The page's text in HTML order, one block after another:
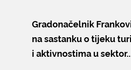
Gradonačelnik
na sastanku o tijeku
i aktivnostima u